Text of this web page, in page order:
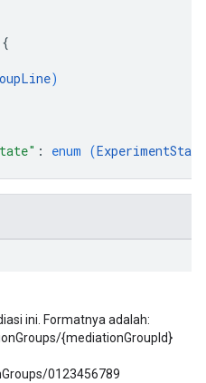
{
)
: enum (ExperimentState
ini. Formatnya adalah:
{mediationGroupId}
0123456789